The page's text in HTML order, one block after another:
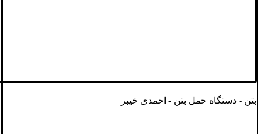
بتن - دستگاه حمل بتن - احمدی خیبر